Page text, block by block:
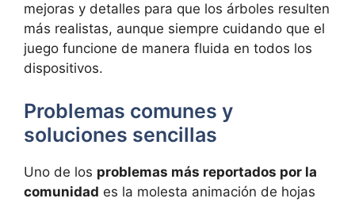
mejoras y detalles para que los árboles resulten
más realistas, aunque siempre cuidando que el
juego funcione de manera fluida en todos los
dispositivos.
Problemas comunes y
soluciones sencillas
Uno de los problemas más reportados por la
comunidad es la molesta animación de hojas